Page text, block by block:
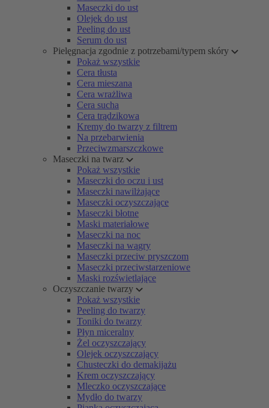
Maseczki do ust
Olejek do ust
Peeling do ust
Serum do ust
Pielęgnacja zgodnie z potrzebami/typem skóry
Pokaż wszystkie
Cera tłusta
Cera mieszana
Cera wrażliwa
Cera sucha
Cera trądzikowa
Kremy do twarzy z filtrem
Na przebarwienia
Przeciwzmarszczkowe
Maseczki na twarz
Pokaż wszystkie
Maseczki do oczu i ust
Maseczki nawilżające
Maseczki oczyszczające
Maseczki błotne
Maski materiałowe
Maseczki na noc
Maseczki na wągry
Maseczki przeciw pryszczom
Maseczki przeciwstarzeniowe
Maski rozświetlające
Oczyszczanie twarzy
Pokaż wszystkie
Peeling do twarzy
Toniki do twarzy
Płyn miceralny
Żel oczyszczający
Olejek oczyszczający
Chusteczki do demakijażu
Krem oczyszczający
Mleczko oczyszczające
Mydło do twarzy